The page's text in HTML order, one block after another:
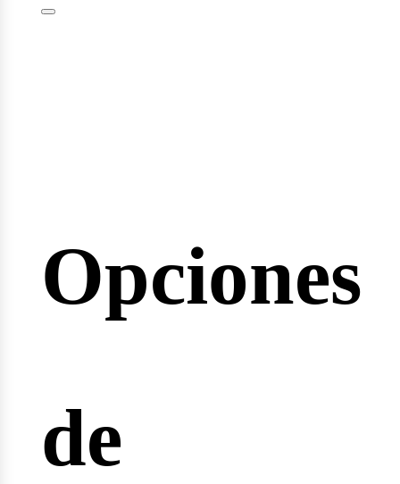
Opciones
de